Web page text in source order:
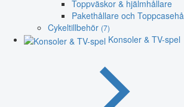
Toppväskor & hjälmhållare
Pakethållare och
Cykeltillbehör (7)
Konsoler & TV-spel